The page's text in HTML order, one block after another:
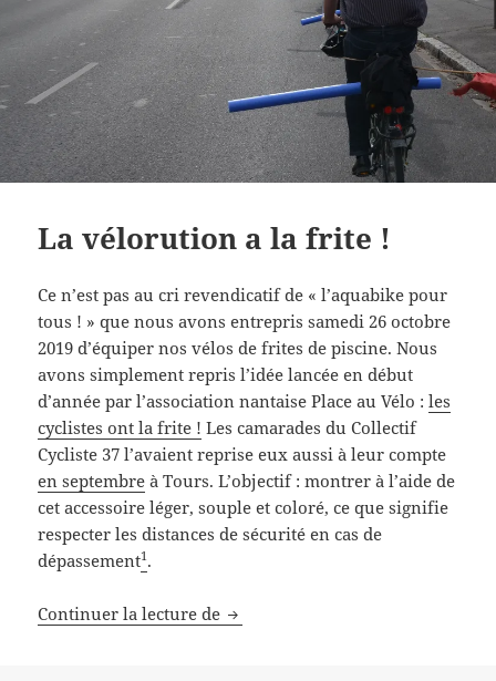
La vélorution a la frite !
Ce n’est pas au cri revendicatif de « l’aquabike pour
tous ! » que nous avons entrepris samedi 26 octobre
2019 d’équiper nos vélos de frites de piscine. Nous
avons simplement repris l’idée lancée en début
d’année par l’association nantaise Place au Vélo :les
cyclistes ont la frite ! Les camarades du Collectif
Cycliste 37 l’avaient reprise eux aussi à leur compte
en septembre à Tours. L’objectif : montrer à l’aide de
cet accessoire léger, souple et coloré, ce que signifie
respecter les distances de sécurité en cas de
dépassement1.
Continuer la lecture de La vélorution a la frite !